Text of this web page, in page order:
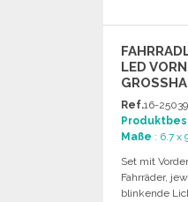
LED
Ref.16-25039
Maße : 6.7 x
Set mit
Fahrräder,
blinkende